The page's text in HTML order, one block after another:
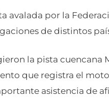
avalada por la
de distintos
la pista cuencana
que registra el
asistencia de